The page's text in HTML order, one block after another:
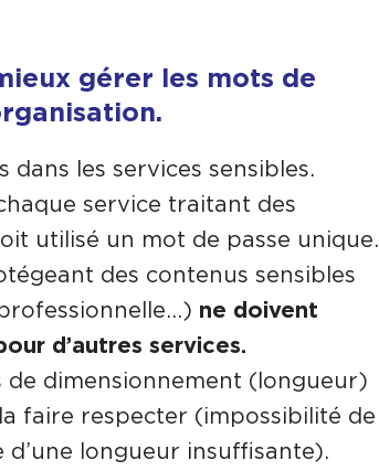
gérer les mots de
dans les services sensibles.
service traitant des
utilisé un mot de passe unique.
des contenus sensibles
ne doivent
d’autres services.
de dimensionnement (longueur)
faire respecter (impossibilité de
longueur insuffisante).